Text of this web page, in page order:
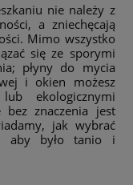
nie należy z
a zniechęcają
Mimo wszystko
się ze sporymi
płyny do mycia
i okien możesz
ekologicznymi
znaczenia jest
jak wybrać
aby było tanio i